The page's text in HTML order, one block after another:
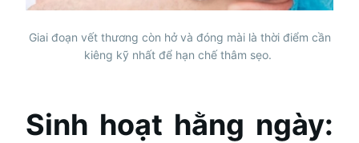
Giai đoạn vết thương còn hở và đóng mài là thời điểm cần
kiêng kỹ nhất để hạn chế thâm sẹo.
Sinh hoạt hằng ngày: